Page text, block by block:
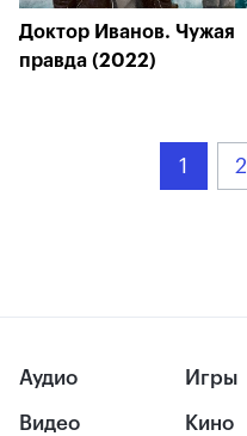
Доктор Иванов. Чужая
правда (2022)
1 2
Аудио
Видео
Игры
Кино